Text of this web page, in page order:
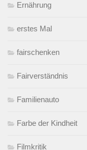
Ernährung
erstes Mal
fairschenken
Fairverständnis
Familienauto
Farbe der Kindheit
Filmkritik